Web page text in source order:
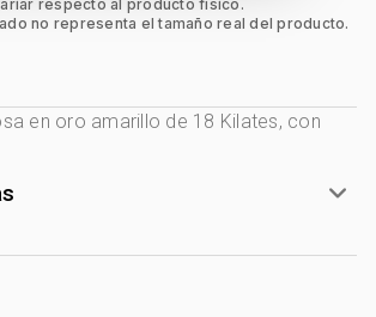
respecto al producto físico.
no representa el tamaño real del producto.
en oro amarillo de 18 Kilates, con